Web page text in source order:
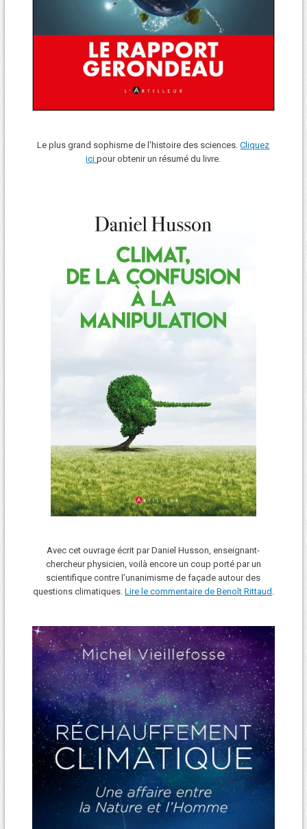
Le plus grand sophisme de l'histoire des sciences.Cliquez
icipour obtenir un résumé du livre.
Avec cet ouvrage écrit par Daniel Husson, enseignant-
chercheur physicien, voilà encore un coup porté par un
scientifique contre l’unanimisme de façade autour des
questions climatiques. Lire le commentaire de Benoît Rittaud .